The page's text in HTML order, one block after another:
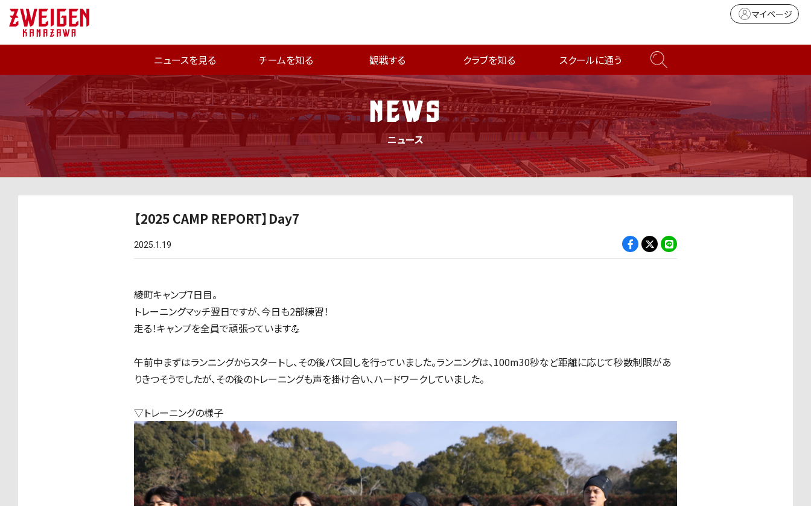
マイページ
ニュースを見る チームを知る 観戦する クラブを知る スクールに通う
NEWS
ニュース
【2025 CAMP REPORT】Day7
2025.1.19
綾町キャンプ7日目。
トレーニングマッチ翌日ですが、今日も2部練習！
走る！キャンプを全員で頑張っています💪
午前中まずはランニングからスタートし、その後パス回しを行っていました。ランニングは、100m30秒など距離に応じて秒数制限があ
りきつそうでしたが、その後のトレーニングも声を掛け合い、ハードワークしていました。
▽トレーニングの様子